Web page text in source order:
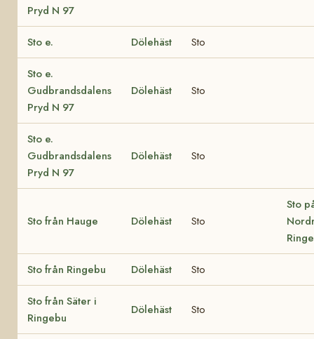
Pryd N 97
Sto e. Dölehäst Sto
Sto e.
Gudbrandsdalens
Pryd N 97
Dölehäst Sto
Sto e.
Gudbrandsdalens
Pryd N 97
Dölehäst Sto
Sto från Hauge Dölehäst Sto
Sto
Sto från Ringebu Dölehäst Sto
Sto från Säter i
Ringebu
Dölehäst Sto